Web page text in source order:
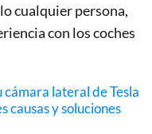
cualquier persona,
con los coches
cámara lateral de Tesla
causas y soluciones